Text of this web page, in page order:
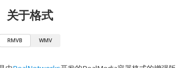
关于格式
RMVB WMV